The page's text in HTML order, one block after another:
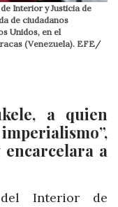
Interior y Justicia de
de ciudadanos
Unidos, en el
(Venezuela). EFE/
a quien
a
Interior de